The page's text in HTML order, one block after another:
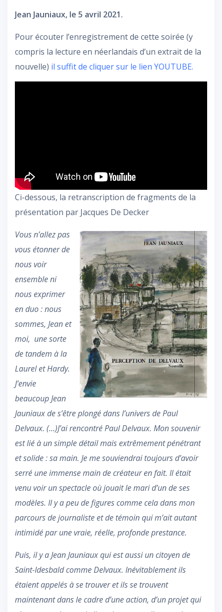
Jean Jauniaux, le 5 avril 2021.
Pour écouter l’enregistrement de cette soirée (y
compris la lecture en néerlandais d’un extrait de la
nouvelle) il suffit de cliquer sur le lien YOUTUBE.
Ci-dessous, la retranscription de fragments de la
présentation par Jacques De Decker
Vous n’allez pas
vous étonner de
nous voir
ensemble ni
nous exprimer
en duo : nous
sommes, Jean et
moi, une sorte
de tandem à la
Laurel et Hardy.
J’envie
beaucoup Jean
Jauniaux de s’être plongé dans l’univers de Paul
Delvaux. (…)J’ai rencontré Paul Delvaux. Mon souvenir
est lié à un simple détail mais extrêmement pénétrant
et solide : sa main. Je me souviendrai toujours d’avoir
serré une immense main de créateur en fait. Il était
venu voir un spectacle où jouait le mari d’un de ses
modèles. Il y a peu de figures comme cela dans mon
parcours de journaliste et de témoin qui m’ait autant
intimidé par une vraie, réelle, profonde prestance.
Puis, il y a Jean Jauniaux qui est aussi un citoyen de
Saint-Idesbald comme Delvaux. Inévitablement ils
étaient appelés à se trouver et ils se trouvent
maintenant dans le cadre d’une action, d’un projet qui